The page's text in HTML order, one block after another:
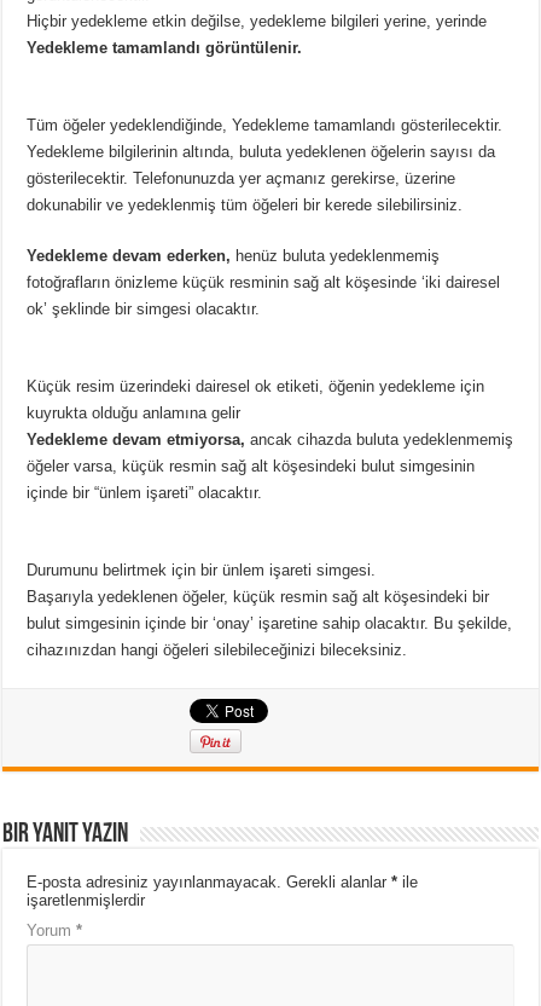
Hiçbir yedekleme etkin değilse, yedekleme bilgileri yerine, yerinde
Yedekleme tamamlandı görüntülenir.
Tüm öğeler yedeklendiğinde, Yedekleme tamamlandı gösterilecektir.
Yedekleme bilgilerinin altında, buluta yedeklenen öğelerin sayısı da
gösterilecektir. Telefonunuzda yer açmanız gerekirse, üzerine
dokunabilir ve yedeklenmiş tüm öğeleri bir kerede silebilirsiniz.
Yedekleme devam ederken, henüz buluta yedeklenmemiş
fotoğrafların önizleme küçük resminin sağ alt köşesinde ‘iki dairesel
ok’ şeklinde bir simgesi olacaktır.
Küçük resim üzerindeki dairesel ok etiketi, öğenin yedekleme için
kuyrukta olduğu anlamına gelir
Yedekleme devam etmiyorsa, ancak cihazda buluta yedeklenmemiş
öğeler varsa, küçük resmin sağ alt köşesindeki bulut simgesinin
içinde bir “ünlem işareti” olacaktır.
Durumunu belirtmek için bir ünlem işareti simgesi.
Başarıyla yedeklenen öğeler, küçük resmin sağ alt köşesindeki bir
bulut simgesinin içinde bir ‘onay’ işaretine sahip olacaktır. Bu şekilde,
cihazınızdan hangi öğeleri silebileceğinizi bileceksiniz.
Bir yanıt yazın
E-posta adresiniz yayınlanmayacak. Gerekli alanlar* ile
işaretlenmişlerdir
Yorum*